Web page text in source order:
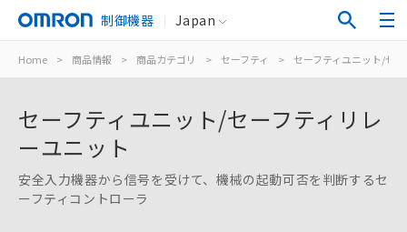
制御機器 Japan
Home > 商品情報 > 商品カテゴリ > セーフティ > セーフティユニット/セ
セーフティユニット/セーフティリレ
ーユニット
安全入力機器から信号を受けて、機械の起動可否を判断するセ
ーフティコントローラ